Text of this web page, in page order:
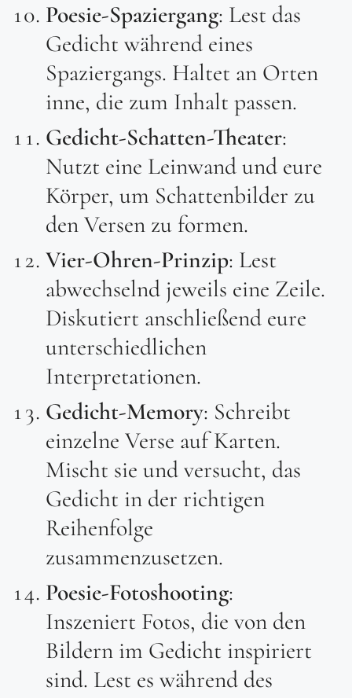
Poesie-Spaziergang: Lest das
Gedicht während eines
Spaziergangs. Haltet an Orten
inne, die zum Inhalt passen.
Gedicht-Schatten-Theater:
Nutzt eine Leinwand und eure
Körper, um Schattenbilder zu
den Versen zu formen.
Vier-Ohren-Prinzip: Lest
abwechselnd jeweils eine Zeile.
Diskutiert anschließend eure
unterschiedlichen
Interpretationen.
Gedicht-Memory: Schreibt
einzelne Verse auf Karten.
Mischt sie und versucht, das
Gedicht in der richtigen
Reihenfolge
zusammenzusetzen.
Poesie-Fotoshooting:
Inszeniert Fotos, die von den
Bildern im Gedicht inspiriert
sind. Lest es während des